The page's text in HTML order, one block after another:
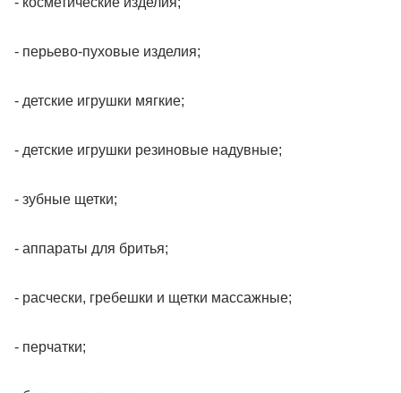
- перьево-пуховые изделия;
- детские игрушки мягкие;
- детские игрушки резиновые надувные;
- зубные щетки;
- аппараты для бритья;
- расчески, гребешки и щетки массажные;
- перчатки;